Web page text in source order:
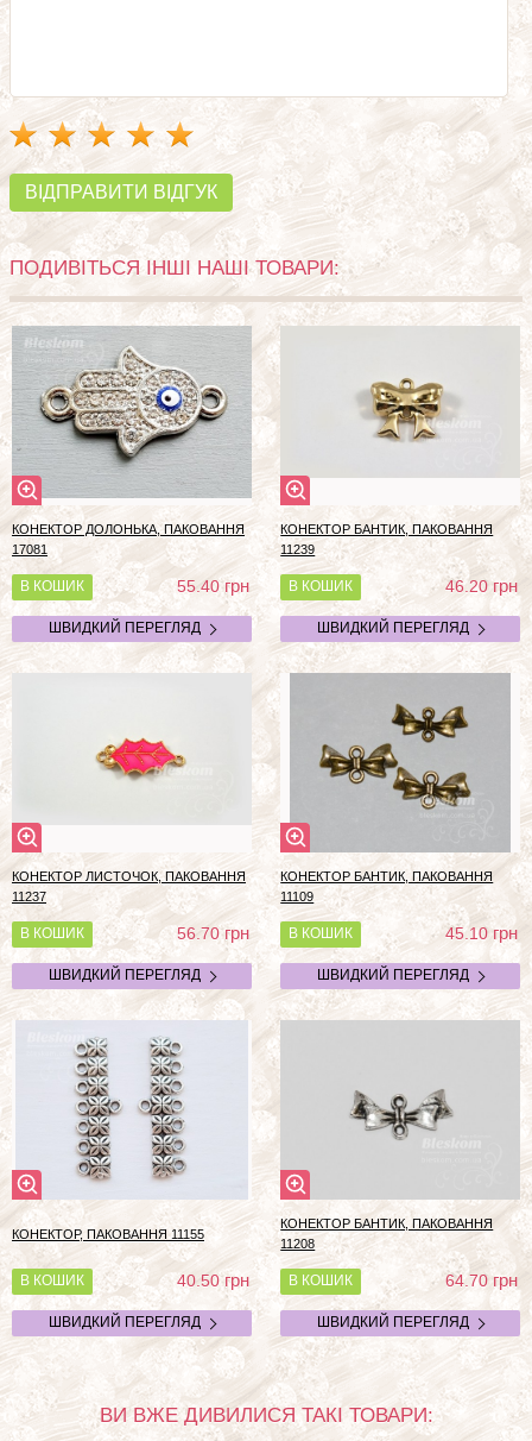
ВІДПРАВИТИ ВІДГУК
ПОДИВІТЬСЯ ІНШІ НАШІ ТОВАРИ:
КОНЕКТОР ДОЛОНЬКА, ПАКОВАННЯ
17081
В КОШИК 55.40грн
ШВИДКИЙ ПЕРЕГЛЯД
КОНЕКТОР БАНТИК, ПАКОВАННЯ
11239
В КОШИК 46.20грн
ШВИДКИЙ ПЕРЕГЛЯД
КОНЕКТОР ЛИСТОЧОК, ПАКОВАННЯ
11237
В КОШИК 56.70грн
ШВИДКИЙ ПЕРЕГЛЯД
КОНЕКТОР БАНТИК, ПАКОВАННЯ
11109
В КОШИК 45.10грн
ШВИДКИЙ ПЕРЕГЛЯД
КОНЕКТОР, ПАКОВАННЯ 11155
В КОШИК 40.50грн
ШВИДКИЙ ПЕРЕГЛЯД
КОНЕКТОР БАНТИК, ПАКОВАННЯ
11208
В КОШИК 64.70грн
ШВИДКИЙ ПЕРЕГЛЯД
ВИ ВЖЕ ДИВИЛИСЯ ТАКІ ТОВАРИ: